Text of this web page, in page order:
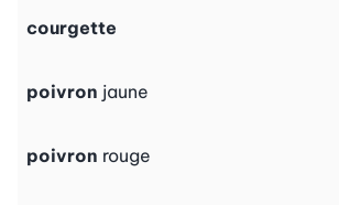
courgette
poivron jaune
poivron rouge